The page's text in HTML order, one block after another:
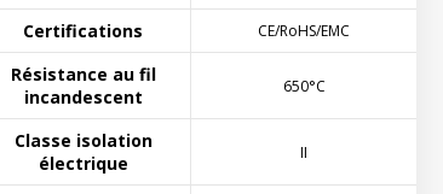
Certifications CE/RoHS/EMC
Résistance au fil
incandescent
650°C
Classe isolation
électrique
II